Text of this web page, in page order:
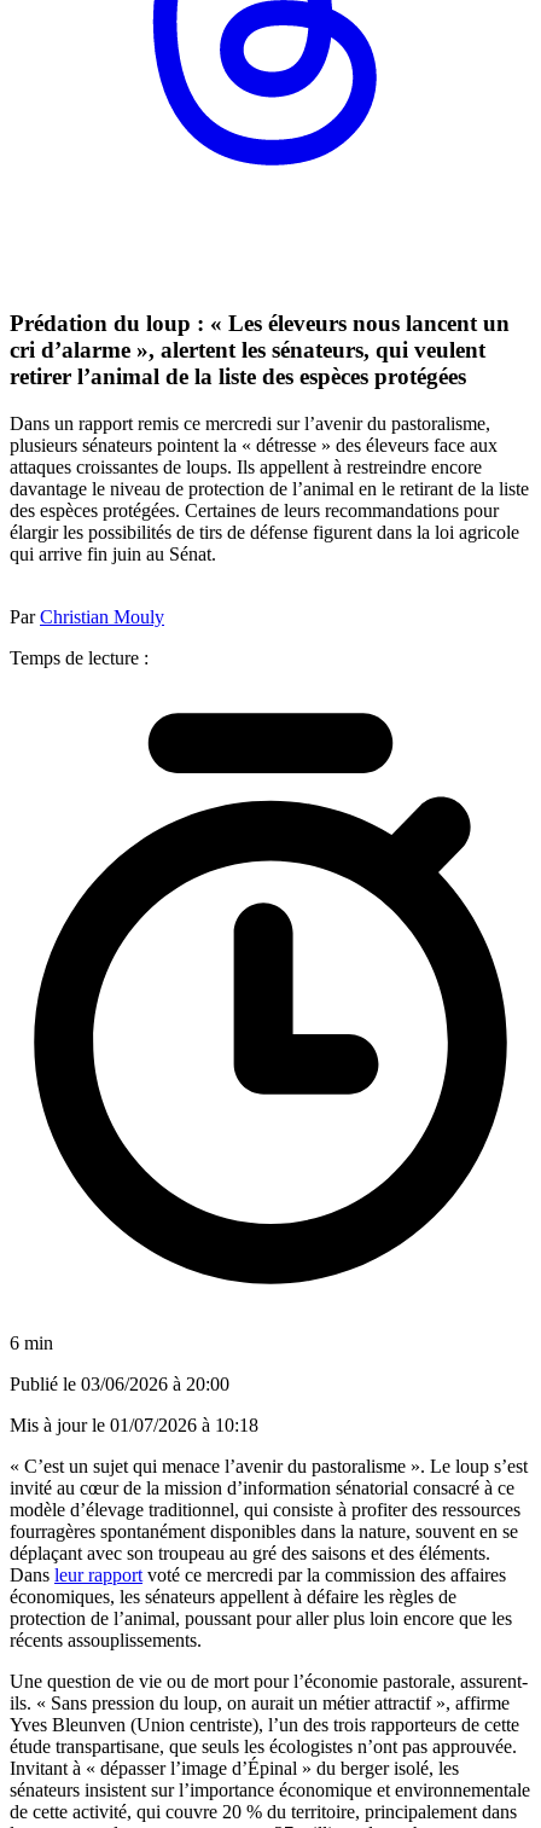
Prédation du loup : « Les éleveurs nous lancent un
cri d’alarme », alertent les sénateurs, qui veulent
retirer l’animal de la liste des espèces protégées
Dans un rapport remis ce mercredi sur l’avenir du pastoralisme,
plusieurs sénateurs pointent la « détresse » des éleveurs face aux
attaques croissantes de loups. Ils appellent à restreindre encore
davantage le niveau de protection de l’animal en le retirant de la liste
des espèces protégées. Certaines de leurs recommandations pour
élargir les possibilités de tirs de défense figurent dans la loi agricole
qui arrive fin juin au Sénat.
ParChristian Mouly
Temps de lecture :
6 min
Publié le 03/06/2026 à 20:00
Mis à jour le 01/07/2026 à 10:18
« C’est un sujet qui menace l’avenir du pastoralisme ». Le loup s’est
invité au cœur de la mission d’information sénatorial consacré à ce
modèle d’élevage traditionnel, qui consiste à profiter des ressources
fourragères spontanément disponibles dans la nature, souvent en se
déplaçant avec son troupeau au gré des saisons et des éléments.
Dans leur rapport voté ce mercredi par la commission des affaires
économiques, les sénateurs appellent à défaire les règles de
protection de l’animal, poussant pour aller plus loin encore que les
récents assouplissements.
Une question de vie ou de mort pour l’économie pastorale, assurent-
ils. « Sans pression du loup, on aurait un métier attractif », affirme
Yves Bleunven (Union centriste), l’un des trois rapporteurs de cette
étude transpartisane, que seuls les écologistes n’ont pas approuvée.
Invitant à « dépasser l’image d’Épinal » du berger isolé, les
sénateurs insistent sur l’importance économique et environnementale
de cette activité, qui couvre 20 % du territoire, principalement dans